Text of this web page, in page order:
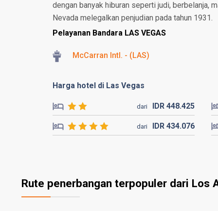
dengan banyak hiburan seperti judi, berbelanja,
Nevada melegalkan penjudian pada tahun 1931.
Pelayanan Bandara LAS VEGAS
McCarran Intl. - (LAS)
Harga hotel di Las Vegas
dari IDR 448.425
dari IDR 434.076
Rute penerbangan terpopuler dari Los